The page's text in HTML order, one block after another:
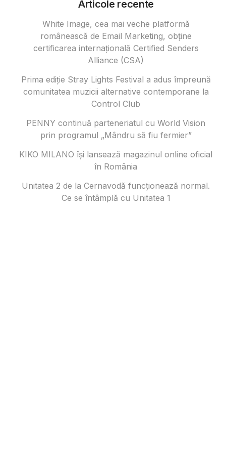
Articole recente
White Image, cea mai veche platformă
românească de Email Marketing, obține
certificarea internațională Certified Senders
Alliance (CSA)
Prima ediție Stray Lights Festival a adus împreună
comunitatea muzicii alternative contemporane la
Control Club
PENNY continuă parteneriatul cu World Vision
prin programul „Mândru să fiu fermier”
KIKO MILANO își lansează magazinul online oficial
în România
Unitatea 2 de la Cernavodă funcționează normal.
Ce se întâmplă cu Unitatea 1